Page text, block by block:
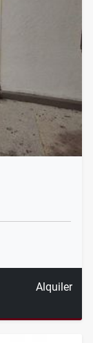
Alquiler